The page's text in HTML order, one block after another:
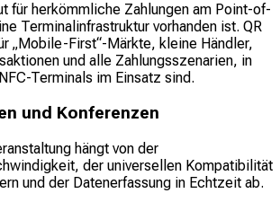
für herkömmliche Zahlungen am Point-of-
Terminalinfrastruktur vorhanden ist. QR
„Mobile-First“-Märkte, kleine Händler,
und alle Zahlungsszenarien, in
Terminals im Einsatz sind.
und Konferenzen
hängt von der
der universellen Kompatibilität
und der Datenerfassung in Echtzeit ab.